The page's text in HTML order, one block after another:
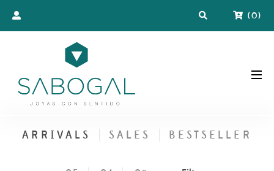
(0)
ARRIVALS SALES BESTSELLER